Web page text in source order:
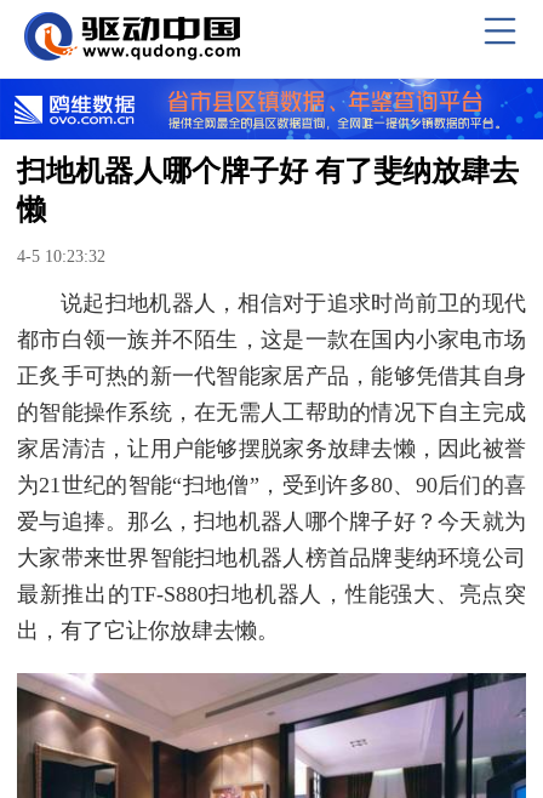
扫地机器人哪个牌子好 有了斐纳放肆去
懒
4-5 10:23:32
说起扫地机器人，相信对于追求时尚前卫的现代
都市白领一族并不陌生，这是一款在国内小家电市场
正炙手可热的新一代智能家居产品，能够凭借其自身
的智能操作系统，在无需人工帮助的情况下自主完成
家居清洁，让用户能够摆脱家务放肆去懒，因此被誉
为21世纪的智能“扫地僧”，受到许多80、90后们的喜
爱与追捧。那么，扫地机器人哪个牌子好？今天就为
大家带来世界智能扫地机器人榜首品牌斐纳环境公司
最新推出的TF-S880扫地机器人，性能强大、亮点突
出，有了它让你放肆去懒。